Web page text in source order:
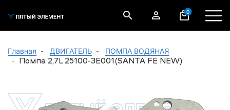
0
Главная ДВИГАТЕЛЬ ПОМПА ВОДЯНАЯ
Помпа 2,7L 25100-3E001(SANTA FE NEW)